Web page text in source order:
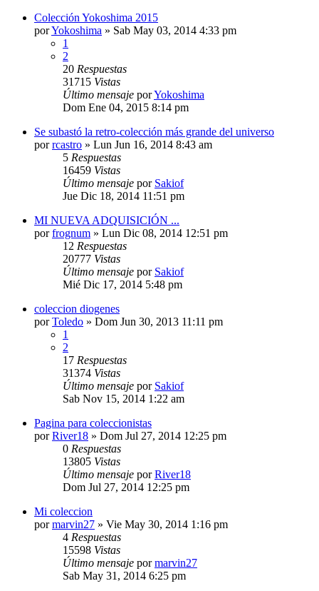
Colección Yokoshima 2015
porYokoshima » Sab May 03, 2014 4:33 pm
1
2
20 Respuestas
31715 Vistas
Último mensaje porYokoshima
Dom Ene 04, 2015 8:14 pm
Se subastó la retro-colección más grande del universo
porrcastro » Lun Jun 16, 2014 8:43 am
5 Respuestas
16459 Vistas
Último mensaje por Sakiof
Jue Dic 18, 2014 11:51 pm
MI NUEVA ADQUISICIÓN ...
porfrognum » Lun Dic 08, 2014 12:51 pm
12 Respuestas
20777 Vistas
Último mensaje por Sakiof
Mié Dic 17, 2014 5:48 pm
coleccion diogenes
porToledo » Dom Jun 30, 2013 11:11 pm
1
2
17 Respuestas
31374 Vistas
Último mensaje por Sakiof
Sab Nov 15, 2014 1:22 am
Pagina para coleccionistas
porRiver18 » Dom Jul 27, 2014 12:25 pm
0 Respuestas
13805 Vistas
Último mensaje porRiver18
Dom Jul 27, 2014 12:25 pm
Mi coleccion
pormarvin27 » Vie May 30, 2014 1:16 pm
4 Respuestas
15598 Vistas
Último mensaje pormarvin27
Sab May 31, 2014 6:25 pm